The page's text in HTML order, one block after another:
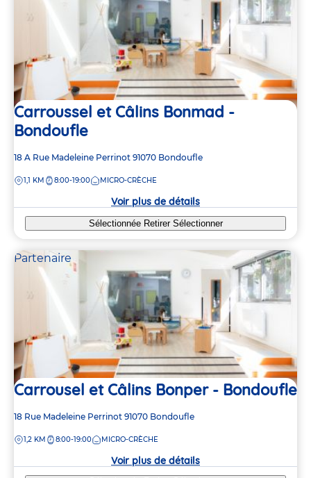
Carroussel et Câlins Bonmad -
Bondoufle
Adresse
la
18 A Rue Madeleine Perrinot 91070 Bondoufle
DISTANCE
1,1 KM 8:00-19:00 MICRO-CRÈCHE
Voir plus de détails
Sélectionnée Retirer Sélectionner
Partenaire
Carrousel et Câlins Bonper - Bondoufle
Adresse
la
18 Rue Madeleine Perrinot 91070 Bondoufle
DISTANCE
1,2 KM 8:00-19:00 MICRO-CRÈCHE
Voir plus de détails